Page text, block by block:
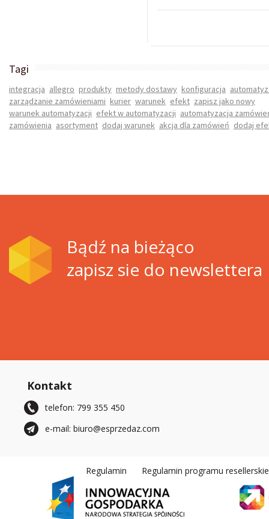
Tagi
integracja allegro produkty metody dostawy konfiguracja
zarządzanie zamówieniami kurier warunek efekt zapisz jako nowy
warunek automatyzacji efekt w automatyzacji automatyzacja
zamówienia asortyment dodaj warunek akcja dla zamówień dodaj
Bądź na bieżąco
zapisz sie do newslettera
Kontakt
telefon: 799 355 450
e-mail: biuro@esprzedaz.com
Regulamin Regulamin programu